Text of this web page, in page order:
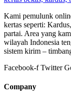
Kami pemulunk
kertas seperti:
partai. Area yang
wilayah Indonesia
sistem kirim –
Facebook-f Twitter
Company